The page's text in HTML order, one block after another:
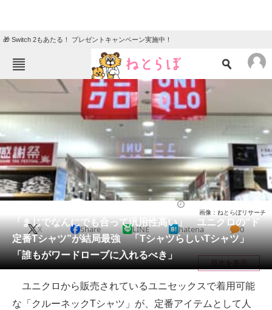
🎁 Switch 2もあたる！ プレゼントキャンペーン実施中！
ねとらぼメニュー
ニュース
クイズ
グルメ 地域
住まい 教育・育児
動物 リサーチ
会員記事
メディア
注目記事を集めた総合ページ
ITの今と未来を見通す
「まじでなんにでも合って汎用性高い」 ユニクロの“ド
定番Tシャツ”が結局最強 「TシャツらしいTシャツ」
「誰もがワードローブに入れるべき」
画像：ねとらぼリサーチ
X Share LINE hatena 0
目次を表示
ユニクロから販売されているユニセックスで着用可能
な「クルーネックTシャツ」が、定番アイテムとして人